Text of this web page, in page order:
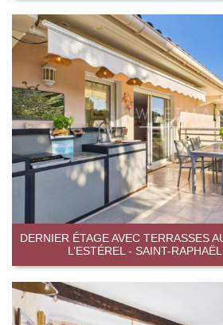
DERNIER ÉTAGE AVEC TERRASSES
L’ESTÉREL - SAINT-